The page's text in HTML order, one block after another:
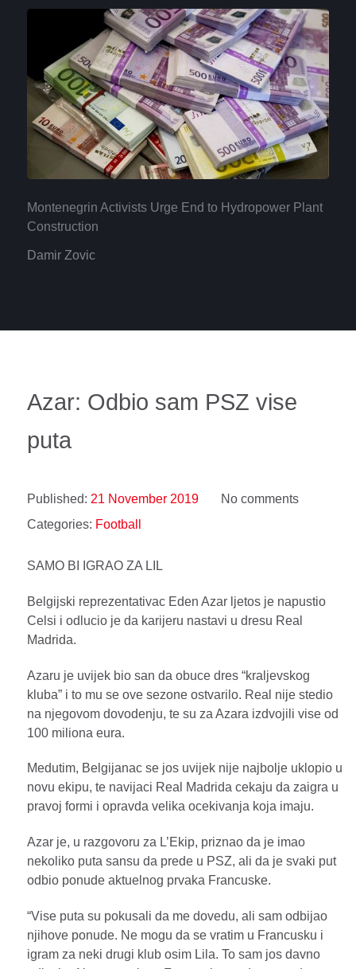
Montenegrin Activists Urge End to Hydropower Plant
Construction
Damir Zovic
Azar: Odbio sam PSZ vise
puta
Published: 21 November 2019
No comments
Categories: Football
SAMO BI IGRAO ZA LIL
Belgijski reprezentativac Eden Azar ljetos je napustio
Celsi i odlucio je da karijeru nastavi u dresu Real
Madrida.
Azaru je uvijek bio san da obuce dres “kraljevskog
kluba” i to mu se ove sezone ostvarilo. Real nije stedio
na njegovom dovodenju, te su za Azara izdvojili vise od
100 miliona eura.
Medutim, Belgijanac se jos uvijek nije najbolje uklopio u
novu ekipu, te navijaci Real Madrida cekaju da zaigra u
pravoj formi i opravda velika ocekivanja koja imaju.
Azar je, u razgovoru za L’Ekip, priznao da je imao
nekoliko puta sansu da prede u PSZ, ali da je svaki put
odbio ponude aktuelnog prvaka Francuske.
“Vise puta su pokusali da me dovedu, ali sam odbijao
njihove ponude. Ne mogu da se vratim u Francusku i
igram za neki drugi klub osim Lila. To sam jos davno